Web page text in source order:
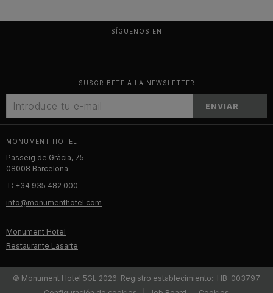
SÍGUENOS EN
SUSCRIBETE A LA NEWSLETTER
ENVIAR
MONUMENT HOTEL
Passeig de Gràcia, 75
08008 Barcelona
T: +34 935 482 000
info@monumenthotel.com
Monument Hotel
Restaurante Lasarte
© Monument Hotel 5GL 2026. Registro establecimiento:: HB-003797